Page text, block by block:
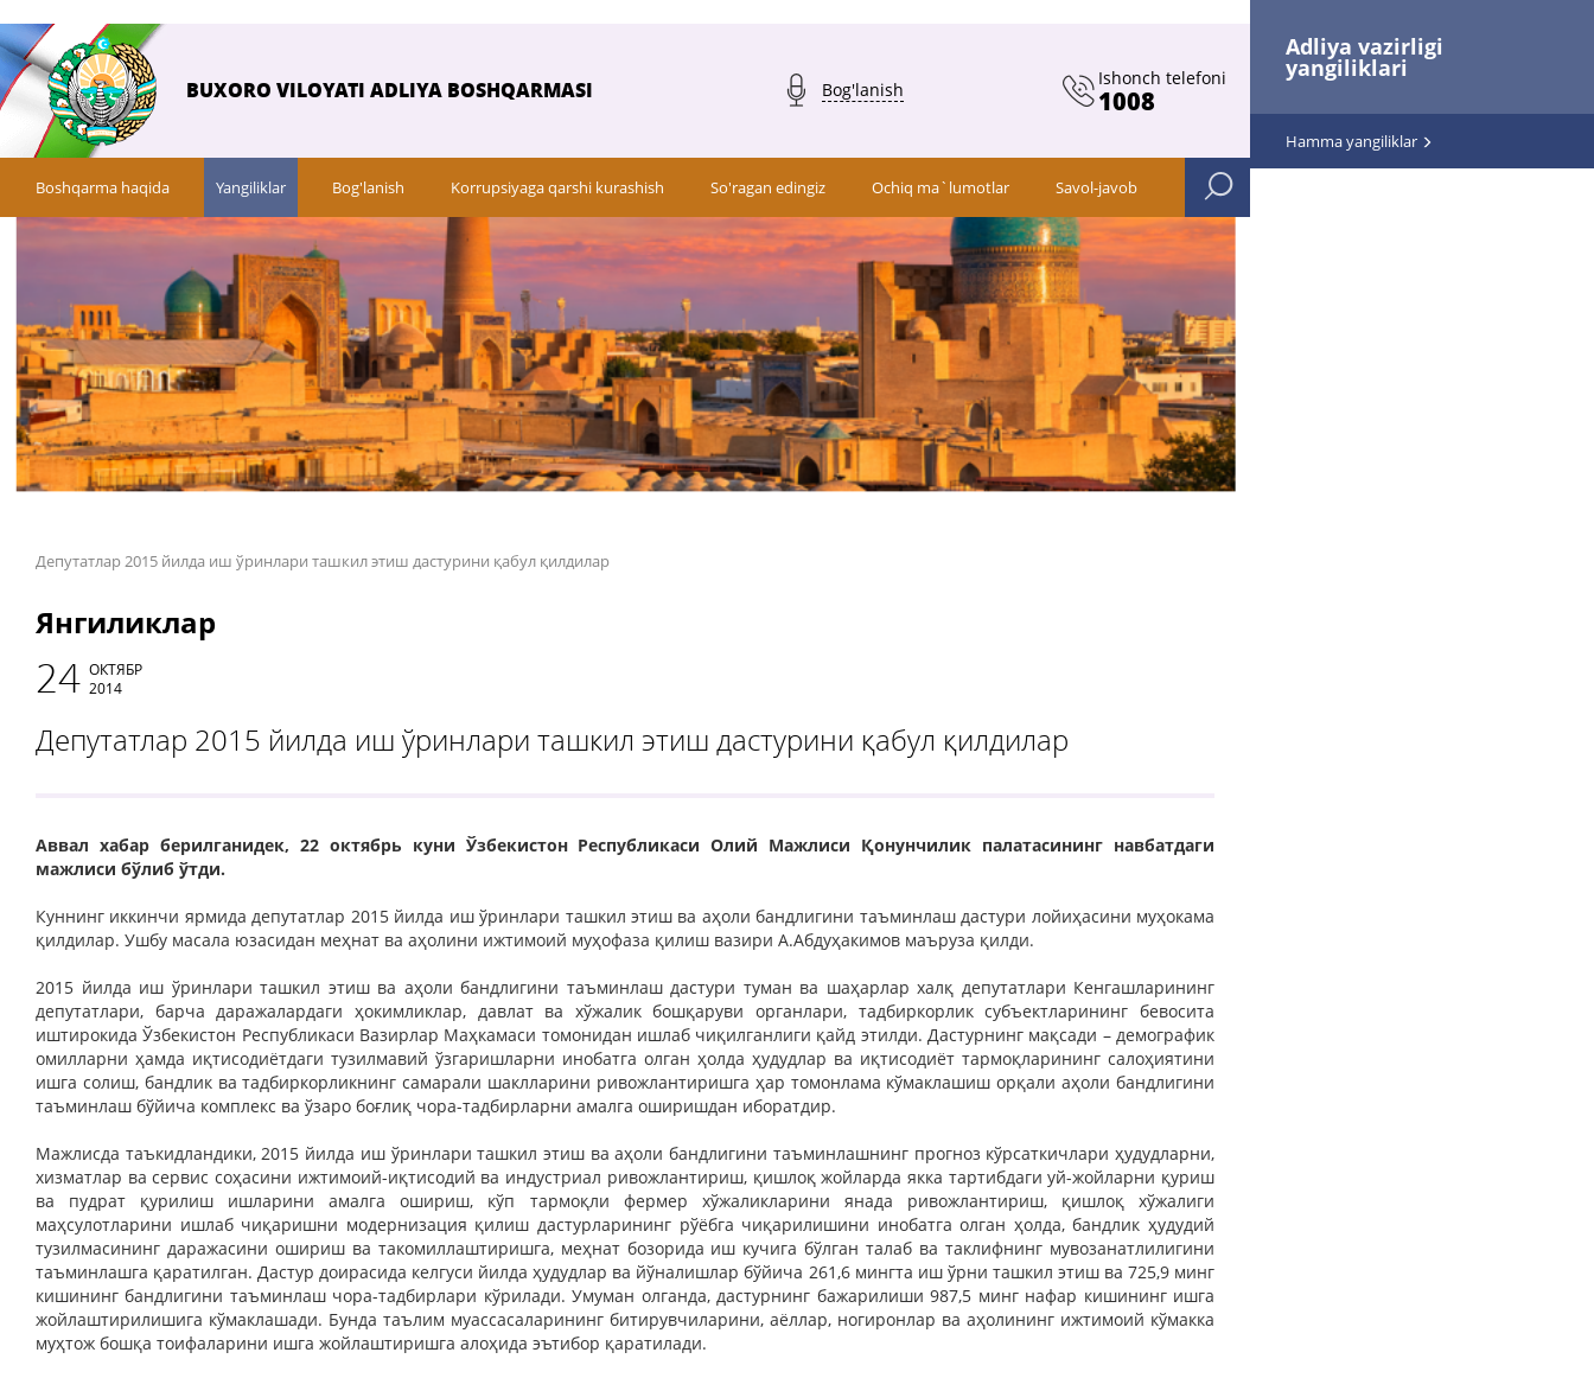
Adliya vazirligi
yangiliklari
Hamma yangiliklar
BUXORO VILOYATI ADLIYA BOSHQARMASI Bog'lanish
Ishonch telefoni
1008
Boshqarma haqida Yangiliklar Bog'lanish Korrupsiyaga qarshi kurashish So'ragan edingiz Ochiq ma`lumotlar Savol-javob
Депутатлар 2015 йилда иш ўринлари ташкил этиш дастурини қабул қилдилар
Янгиликлар
24 ОКТЯБР
2014
Депутатлар 2015 йилда иш ўринлари ташкил этиш дастурини қабул қилдилар
Аввал хабар берилганидек, 22 октябрь куни Ўзбекистон Республикаси Олий Мажлиси Қонунчилик палатасининг навбатдаги
мажлиси бўлиб ўтди.
Куннинг иккинчи ярмида депутатлар 2015 йилда иш ўринлари ташкил этиш ва аҳоли бандлигини таъминлаш дастури лойиҳасини муҳокама
қилдилар. Ушбу масала юзасидан меҳнат ва аҳолини ижтимоий муҳофаза қилиш вазири А.Абдуҳакимов маъруза қилди.
2015 йилда иш ўринлари ташкил этиш ва аҳоли бандлигини таъминлаш дастури туман ва шаҳарлар халқ депутатлари Кенгашларининг
депутатлари, барча даражалардаги ҳокимликлар, давлат ва хўжалик бошқаруви органлари, тадбиркорлик субъектларининг бевосита
иштирокида Ўзбекистон Республикаси Вазирлар Маҳкамаси томонидан ишлаб чиқилганлиги қайд этилди. Дастурнинг мақсади – демографик
омилларни ҳамда иқтисодиётдаги тузилмавий ўзгаришларни инобатга олган ҳолда ҳудудлар ва иқтисодиёт тармоқларининг салоҳиятини
ишга солиш, бандлик ва тадбиркорликнинг самарали шаклларини ривожлантиришга ҳар томонлама кўмаклашиш орқали аҳоли бандлигини
таъминлаш бўйича комплекс ва ўзаро боғлиқ чора-тадбирларни амалга оширишдан иборатдир.
Мажлисда таъкидландики, 2015 йилда иш ўринлари ташкил этиш ва аҳоли бандлигини таъминлашнинг прогноз кўрсаткичлари ҳудудларни,
хизматлар ва сервис соҳасини ижтимоий-иқтисодий ва индустриал ривожлантириш, қишлоқ жойларда якка тартибдаги уй-жойларни қуриш
ва пудрат қурилиш ишларини амалга ошириш, кўп тармоқли фермер хўжаликларини янада ривожлантириш, қишлоқ хўжалиги
маҳсулотларини ишлаб чиқаришни модернизация қилиш дастурларининг рўёбга чиқарилишини инобатга олган ҳолда, бандлик ҳудудий
тузилмасининг даражасини ошириш ва такомиллаштиришга, меҳнат бозорида иш кучига бўлган талаб ва таклифнинг мувозанатлилигини
таъминлашга қаратилган. Дастур доирасида келгуси йилда ҳудудлар ва йўналишлар бўйича 261,6 мингта иш ўрни ташкил этиш ва 725,9 минг
кишининг бандлигини таъминлаш чора-тадбирлари кўрилади. Умуман олганда, дастурнинг бажарилиши 987,5 минг нафар кишининг ишга
жойлаштирилишига кўмаклашади. Бунда таълим муассасаларининг битирувчиларини, аёллар, ногиронлар ва аҳолининг ижтимоий кўмакка
муҳтож бошқа тоифаларини ишга жойлаштиришга алоҳида эътибор қаратилади.